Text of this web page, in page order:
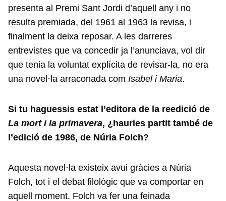
presenta al Premi Sant Jordi d’aquell any i no
resulta premiada, del 1961 al 1963 la revisa, i
finalment la deixa reposar. A les darreres
entrevistes que va concedir ja l’anunciava, vol dir
que tenia la voluntat explícita de revisar-la, no era
una novel·la arraconada com Isabel i Maria.
Si tu haguessis estat l’editora de la reedició de
La mort i la primavera, ¿hauries partit també de
l’edició de 1986, de Núria Folch?
Aquesta novel·la existeix avui gràcies a Núria
Folch, tot i el debat filològic que va comportar en
aquell moment. Folch va fer una feinada